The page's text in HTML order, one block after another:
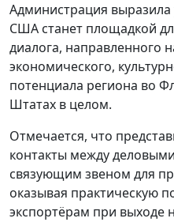
Администрация
США станет площадкой
диалога, направленного
экономического,
потенциала региона во
Штатах в целом.
Отмечается, что
контакты между
связующим звеном для
оказывая практическую
экспортёрам при выходе